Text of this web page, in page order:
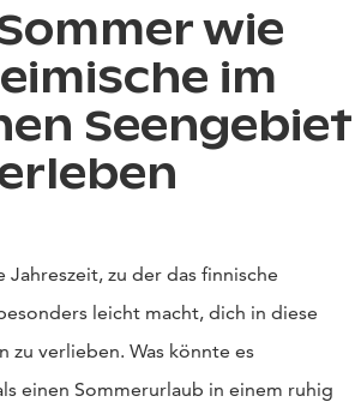
wie
im
Seengebiet
Jahreszeit, zu der das finnische
leicht macht, dich in diese
zu verlieben. Was könnte es
einen Sommerurlaub in einem ruhig